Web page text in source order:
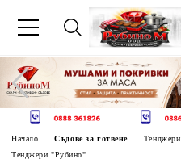
Начало Съдове за готвене Тенджери
Тенджери "Рубино"